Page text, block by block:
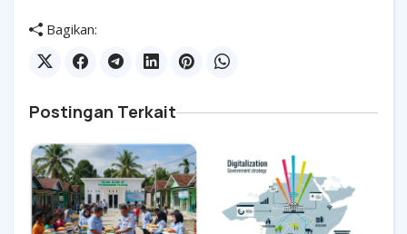
Bagikan:
Postingan Terkait